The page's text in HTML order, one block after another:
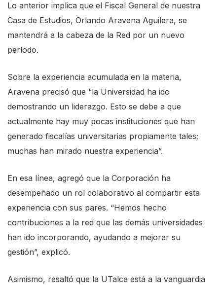
Lo anterior implica que el Fiscal General de nuestra
Casa de Estudios, Orlando Aravena Aguilera, se
mantendrá a la cabeza de la Red por un nuevo
período.
Sobre la experiencia acumulada en la materia,
Aravena precisó que “la Universidad ha ido
demostrando un liderazgo. Esto se debe a que
actualmente hay muy pocas instituciones que han
generado fiscalías universitarias propiamente tales;
muchas han mirado nuestra experiencia”.
En esa línea, agregó que la Corporación ha
desempeñado un rol colaborativo al compartir esta
experiencia con sus pares. “Hemos hecho
contribuciones a la red que las demás universidades
han ido incorporando, ayudando a mejorar su
gestión”, explicó.
Asimismo, resaltó que la UTalca está a la vanguardia